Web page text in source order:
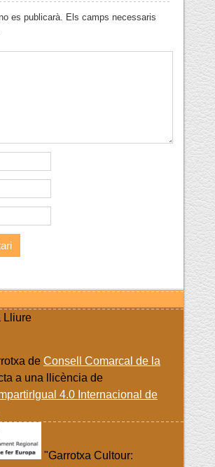
es publicarà. Els camps necessaris
Lliure
de Consell Comarcal de la
a una llicència de
4.0 Internacional de
"Garrotxa Cultour: